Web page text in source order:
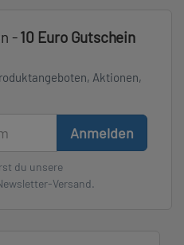
-10 Euro Gutschein
Aktionen,
Anmelden
du unsere
Versand.